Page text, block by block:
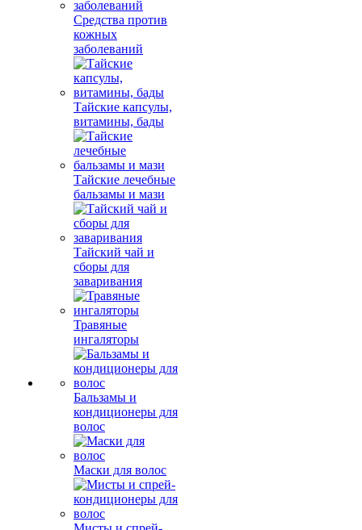
Средства против
кожных
заболеваний
Тайские капсулы,
витамины, бады
Тайские лечебные
бальзамы и мази
Тайский чай и
сборы для
заваривания
Травяные
ингаляторы
Бальзамы и
кондиционеры для
волос
Маски для волос